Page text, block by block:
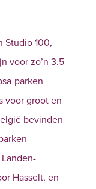
Studio 100,
voor zo’n 3.5
parken
voor groot en
bevinden
Hasselt, en